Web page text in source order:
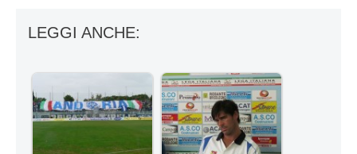
LEGGI ANCHE: